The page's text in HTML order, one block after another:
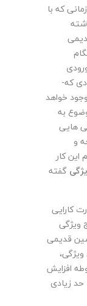
که با
موجود است­ که در آن انواع مختلفی ورودی که­
خواهد
به
هایی
و
کار
گفته
کارایی
ویژگی
قدیمی
افزایش
حد زیادی